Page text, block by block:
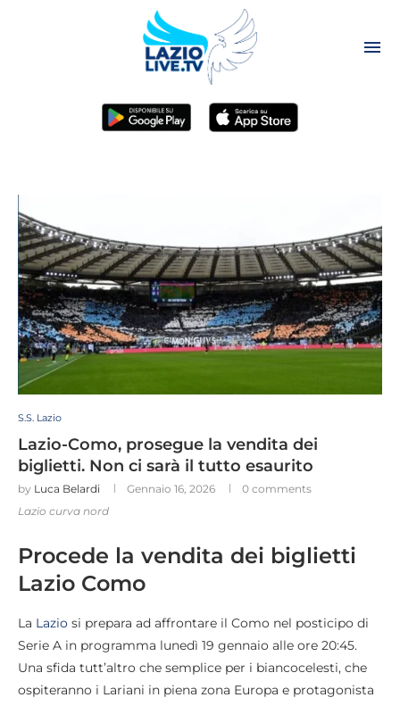
S.S. Lazio
Lazio-Como, prosegue la vendita dei
biglietti. Non ci sarà il tutto esaurito
by Luca Belardi Gennaio 16, 2026
0 comments
Lazio curva nord
Procede la vendita dei biglietti
Lazio Como
La Lazio si prepara ad affrontare il Como nel posticipo di
Serie A in programma lunedì 19 gennaio alle ore 20:45.
Una sfida tutt’altro che semplice per i biancocelesti, che
ospiteranno i Lariani in piena zona Europa e protagonista